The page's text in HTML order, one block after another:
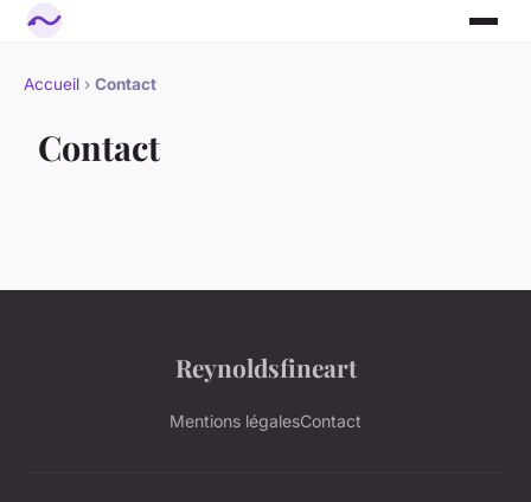
Accueil › Contact
Contact
Reynoldsfineart
Mentions légalesContact